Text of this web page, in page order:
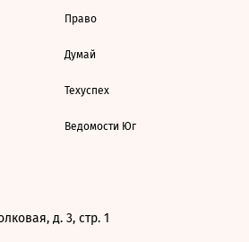
Право
Думай
Техуспех
Ведомости Юг
д. 3, стр. 1